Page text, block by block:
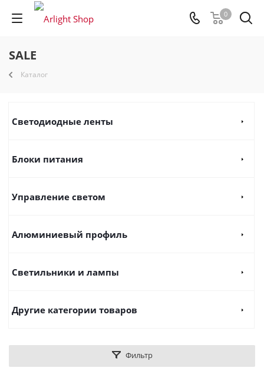
0
SALE
Каталог
Светодиодные ленты
Блоки питания
Управление светом
Алюминиевый профиль
Светильники и лампы
Другие категории товаров
Фильтр